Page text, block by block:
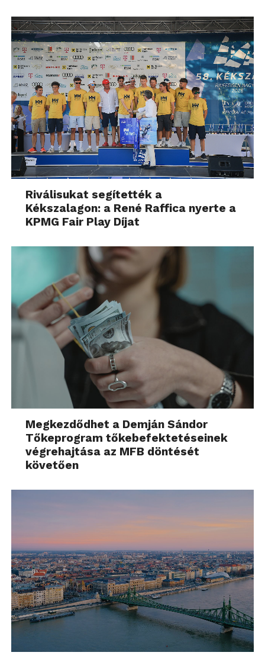
Riválisukat segítették a
Kékszalagon: a René Raffica nyerte a
KPMG Fair Play Díjat
Megkezdődhet a Demján Sándor
Tőkeprogram tőkebefektetéseinek
végrehajtása az MFB döntését
követően